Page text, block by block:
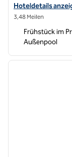
Hoteldetails für
Hoteldetails
3,48 Meilen
Frühstück im
Außenpool
1 von 12